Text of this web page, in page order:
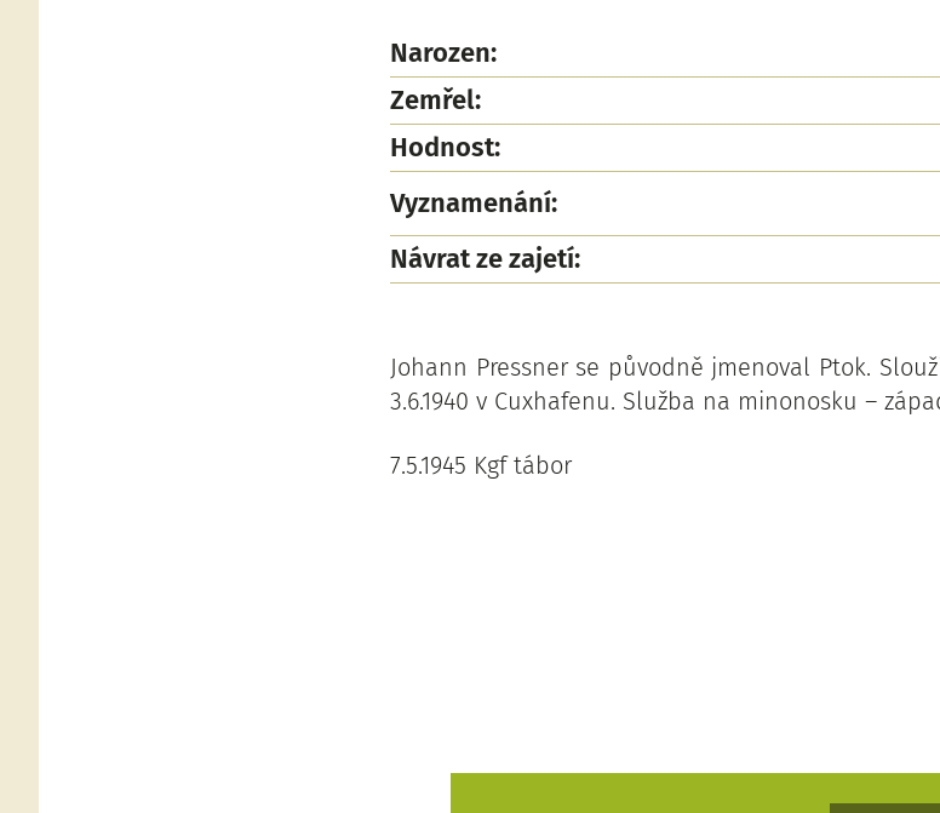
Narozen:
Zemřel:
Hodnost:
Vyznamenání:
Návrat ze zajetí:
Johann Pressner se původně jmenoval Ptok.
3.6.1940 v Cuxhafenu. Služba na minonosku –
7.5.1945 Kgf tábor